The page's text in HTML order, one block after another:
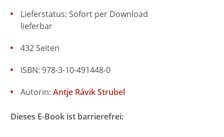
Lieferstatus: Sofort per Download
lieferbar
ISBN: 978-3-10-491448-0
432 Seiten
Autorin: Antje Rávik Strubel
Dieses E-Book ist barrierefrei: